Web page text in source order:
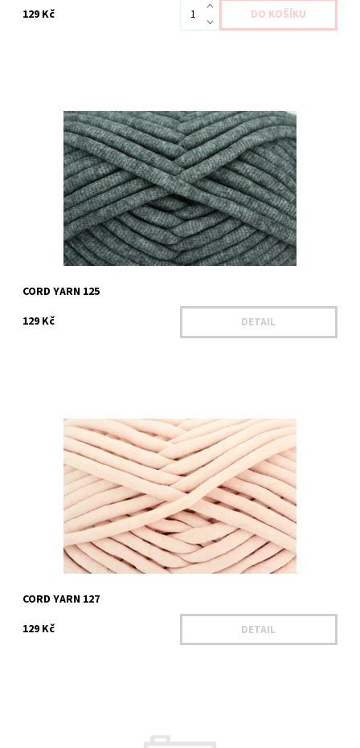
129 Kč
Dostupnost:
Na dotaz
YACY 125
YARN ART
CORD YARN 125
129 Kč
DETAIL
Dostupnost:
Na dotaz
YACY 127
YARN ART
CORD YARN 127
129 Kč
DETAIL